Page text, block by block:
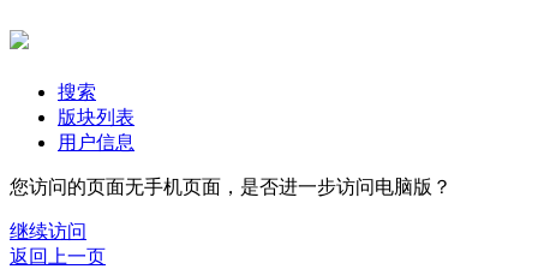
搜索
版块列表
用户信息
您访问的页面无手机页面，是否进一步访问电脑版？
继续访问
返回上一页